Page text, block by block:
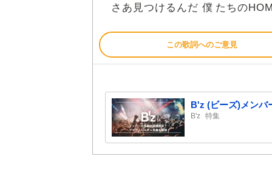
さあ 見つけるんだ 僕 たちの
この歌詞へのご意見
B'z (ビーズ)メンバ
B'z 特集